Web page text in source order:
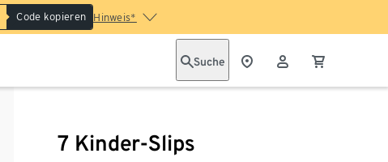
Code kopieren Hinweis*
Suche
7 Kinder-Slips